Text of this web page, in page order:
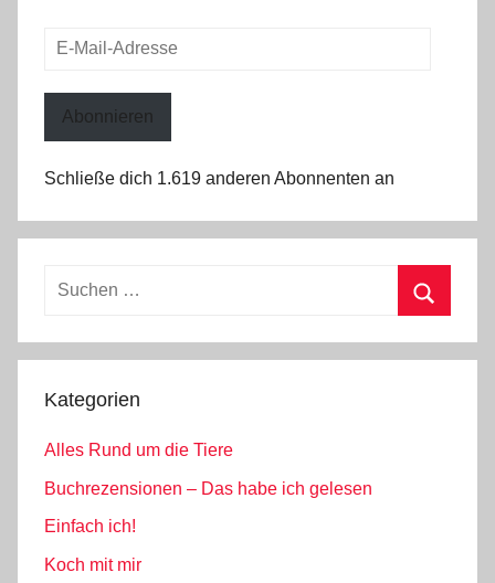
E-
Abonnieren
Schließe dich 1.619 anderen Abonnenten an
Suchen
Kategorien
Alles Rund um die Tiere
Buchrezensionen – Das habe ich gelesen
Einfach ich!
Koch mit mir